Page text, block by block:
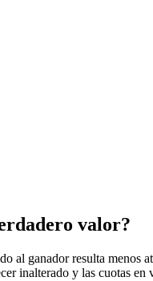
valor?
al ganador resulta
inalterado y las cuotas